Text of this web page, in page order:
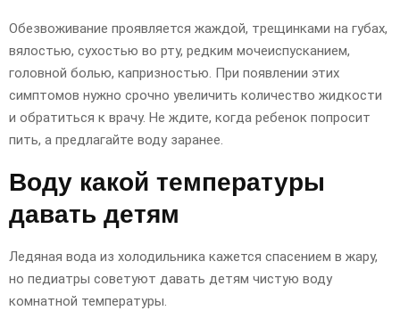
Обезвоживание проявляется жаждой, трещинками на губах,
вялостью, сухостью во рту, редким мочеиспусканием,
головной болью, капризностью. При появлении этих
симптомов нужно срочно увеличить количество жидкости
и обратиться к врачу. Не ждите, когда ребенок попросит
пить, а предлагайте воду заранее.
Воду какой температуры
давать детям
Ледяная вода из холодильника кажется спасением в жару,
но педиатры советуют давать детям чистую воду
комнатной температуры.